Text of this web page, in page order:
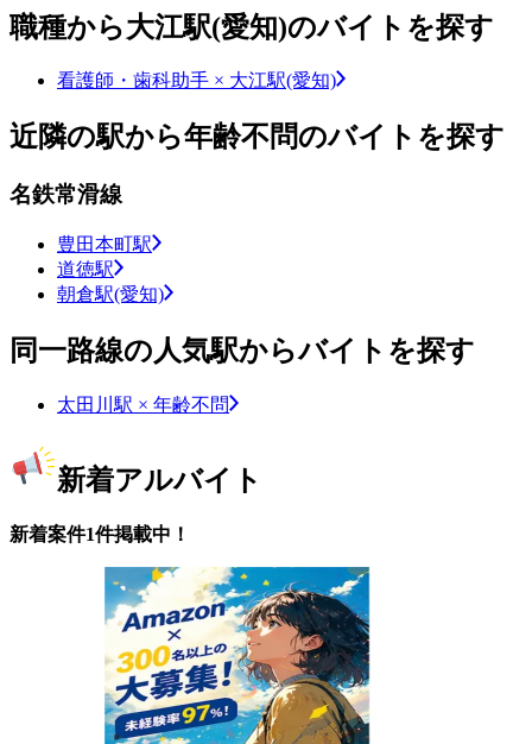
職種から大江駅(愛知)のバイトを探す
看護師・歯科助手 × 大江駅(愛知)
近隣の駅から年齢不問のバイトを探す
名鉄常滑線
豊田本町駅
道徳駅
朝倉駅(愛知)
同一路線の人気駅からバイトを探す
太田川駅 × 年齢不問
新着アルバイト
新着案件1件掲載中！